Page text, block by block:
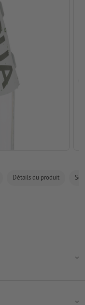
Détails du produit